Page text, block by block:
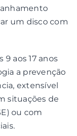
um disco com
9 aos 17 anos
a prevenção
extensível
situações de
ou com